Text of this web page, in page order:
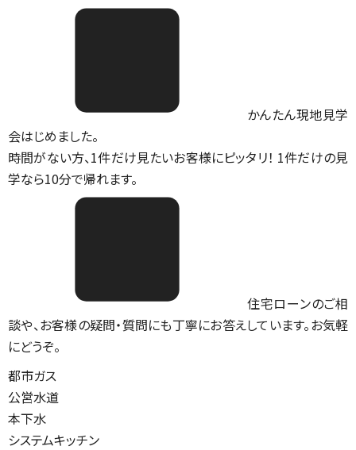
かんたん現地見学
会はじめました。
時間がない方、1件だけ見たいお客様にピッタリ！ 1件だけの見
学なら10分で帰れます。
住宅ローンのご相
談や、お客様の疑問・質問にも丁寧にお答えしています。お気軽
にどうぞ。
都市ガス
公営水道
本下水
システムキッチン